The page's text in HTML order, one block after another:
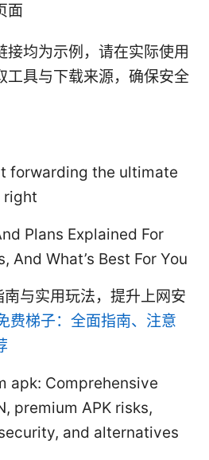
面
接均为示例，请在实际使用
工具与下载来源，确保安全
forwarding the ultimate
right
Plans Explained For
And What’s Best For You
与实用玩法，提升上网安
费梯子：全面指南、注意
apk: Comprehensive
premium APK risks,
and alternatives